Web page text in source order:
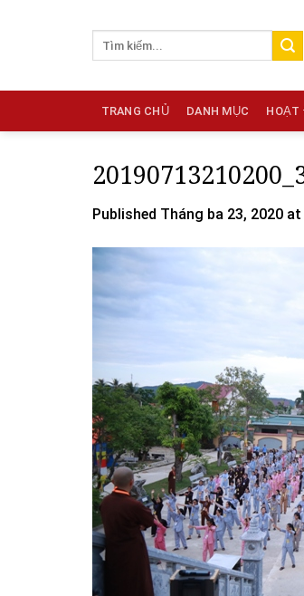
TRANG CHỦ DANH MỤC HOẠT
Published Tháng ba 23, 2020 at